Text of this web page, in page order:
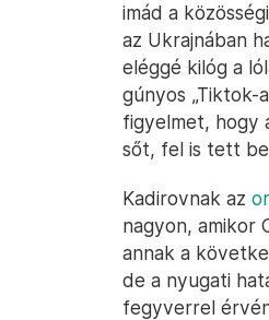
imád a
az Ukrajnában
eléggé kilóg a
gúnyos „Tiktok-
figyelmet, hogy
sőt, fel is tett
Kadirovnak az
nagyon, amikor
annak a
de a nyugati
fegyverrel